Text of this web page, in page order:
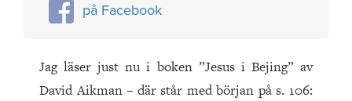
på Facebook
Jag läser just nu i boken ”Jesus i Bejing” av
David Aikman – där står med början på s. 106: